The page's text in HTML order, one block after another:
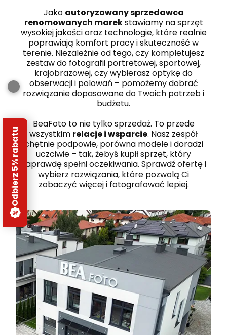
Jako autoryzowany sprzedawca
renomowanych marekstawiamy na sprzęt
wysokiej jakości oraz technologie, które realnie
poprawiają komfort pracy i skuteczność w
terenie. Niezależnie od tego, czy kompletujesz
zestaw do fotografii portretowej, sportowej,
krajobrazowej, czy wybierasz optykę do
obserwacji i polowań – pomożemy dobrać
rozwiązanie dopasowane do Twoich potrzeb i
budżetu.
BeaFoto to nie tylko sprzedaż. To przede
wszystkim relacje i wsparcie. Nasz zespół
chętnie podpowie, porówna modele i doradzi
uczciwie – tak, żebyś kupił sprzęt, który
naprawdę spełni oczekiwania. Sprawdź ofertę i
wybierz rozwiązania, które pozwolą Ci
zobaczyć więcej i fotografować lepiej.
Odbierz 5% rabatu